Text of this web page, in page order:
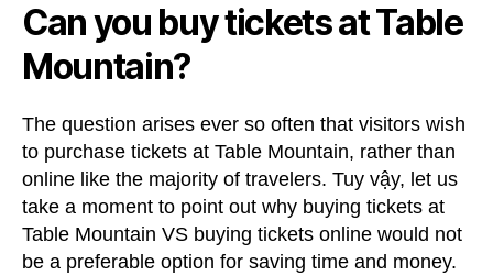
Can you buy tickets at Table
Mountain?
The question arises ever so often that visitors wish
to purchase tickets at Table Mountain, rather than
online like the majority of travelers. Tuy vậy, let us
take a moment to point out why buying tickets at
Table Mountain VS buying tickets online would not
be a preferable option for saving time and money.